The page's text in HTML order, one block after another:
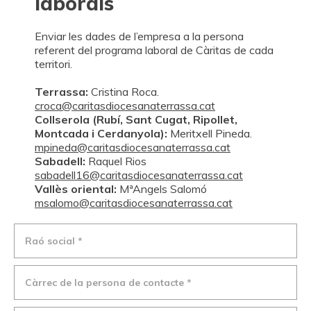
persones que estiguin a la fase de poder treballar amb
RESPONSABILITAT, ADAPTABILITAT, FLEXIBILITAT,
COMPROMÍS,…i que tinguin resoltes les necessitats
Vallès oriental:MªAngels Salomó
Enviar les dades de l’empresa a la persona
referent del programa laboral de Càritas de cada
territori.
Terrassa: Cristina Roca.
croca@caritasdiocesanaterrassa.cat
Collserola (Rubí, Sant Cugat, Ripollet,
Montcada i Cerdanyola): Meritxell Pineda.
mpineda@caritasdiocesanaterrassa.cat
Sabadell: Raquel Rios
sabadell16@caritasdiocesanaterrassa.cat
Vallès oriental: MªAngels Salomó
msalomo@caritasdiocesanaterrassa.cat